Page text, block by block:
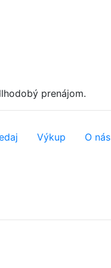
prenájom.
Výkup O nás